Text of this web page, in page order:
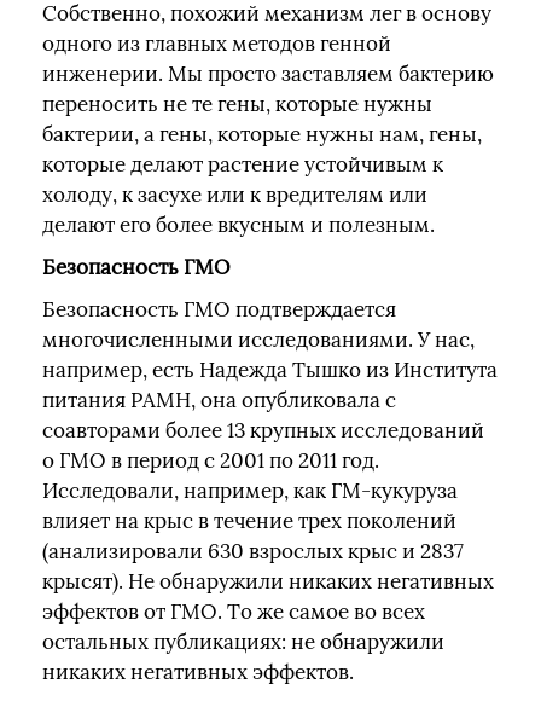
Собственно, похожий механизм лег в основу
одного из главных методов генной
инженерии. Мы просто заставляем бактерию
переносить не те гены, которые нужны
бактерии, а гены, которые нужны нам, гены,
которые делают растение устойчивым к
холоду, к засухе или к вредителям или
делают его более вкусным и полезным.
Безопасность ГМО
Безопасность ГМО подтверждается
многочисленными исследованиями. У нас,
например, есть Надежда Тышко из Института
питания РАМН, она опубликовала с
соавторами более 13 крупных исследований
о ГМО в период с 2001 по 2011 год.
Исследовали, например, как ГМ-кукуруза
влияет на крыс в течение трех поколений
(анализировали 630 взрослых крыс и 2837
крысят). Не обнаружили никаких негативных
эффектов от ГМО. То же самое во всех
остальных публикациях: не обнаружили
никаких негативных эффектов.